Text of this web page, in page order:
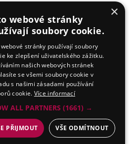
001
×
webové stránky
soubory cookie.
stránky používají soubory
ke zlepšení uživatelského zážitku.
našich webových stránek
se všemi soubory cookie v
s našimi zásadami používání
cookie. Více informací
ALL PARTNERS (1661) →
PŘIJMOUT VŠE ODMÍTNOUT